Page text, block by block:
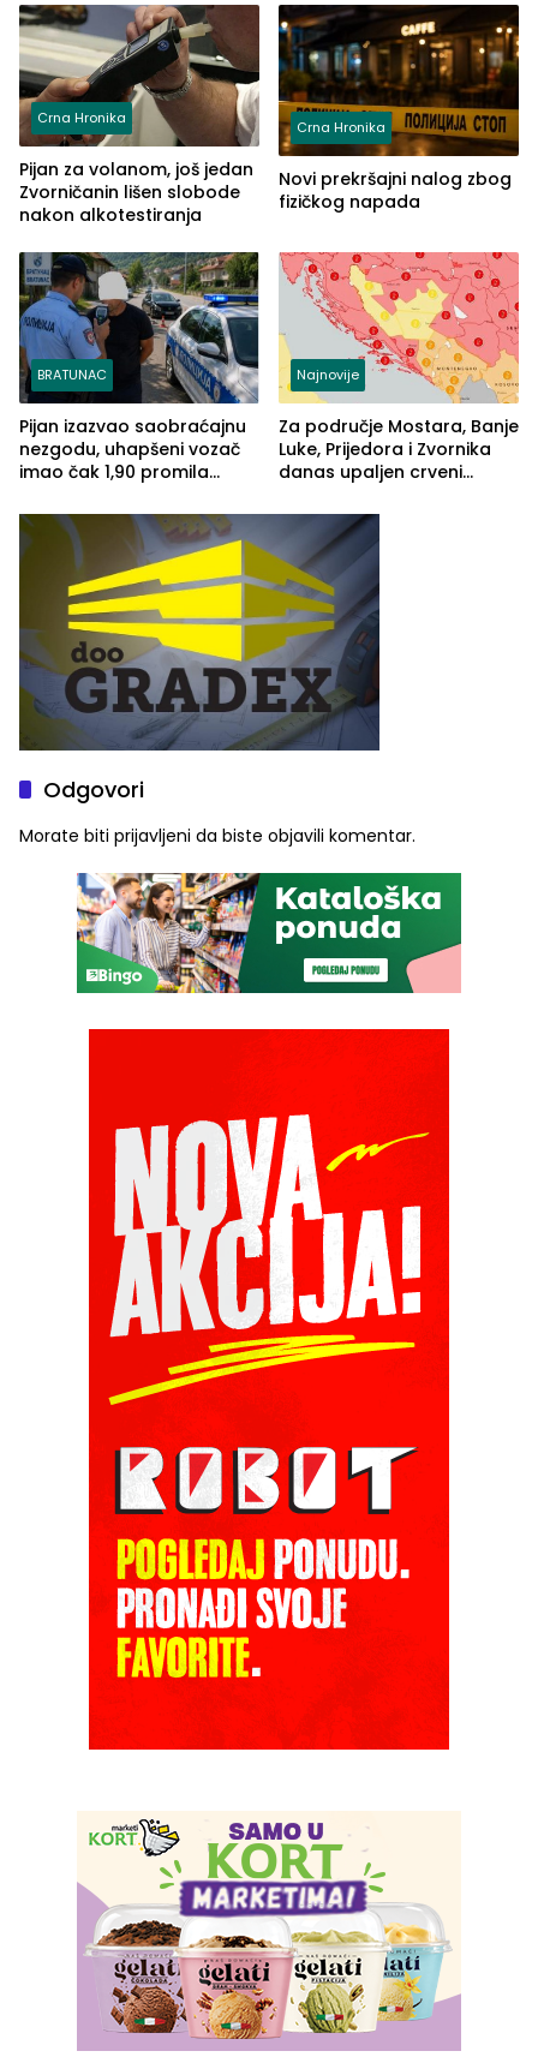
Pašić im održao čas
(FOTO)
Crna Hronika
Pijan za volanom, još jedan
Zvorničanin lišen slobode
nakon alkotestiranja
Crna Hronika
Novi prekršajni nalog zbog
fizičkog napada
BRATUNAC
Pijan izazvao saobraćajnu
nezgodu, uhapšeni vozač
imao čak 1,90 promila
Najnovije
Za područje Mostara, Banje
Luke, Prijedora i Zvornika
danas upaljen crveni
Odgovori
Morate biti prijavljeni da biste objavili komentar.